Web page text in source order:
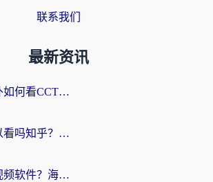
联系我们
最新资讯
海外党亲测：在海外如何看CCTV？告别“仅限大陆播放”的实用指南
央视影音在海外可以看吗知乎？留学生亲测：3步解决地域限制+追剧自由
在国外怎么看咪咕视频软件？海外党亲测有效的回国加速方案